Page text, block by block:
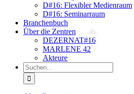
D#16: Flexibler Medienraum
D#16: Seminarraum
Branchenbuch
Über die Zentren
DEZERNAT#16
MARLENE 42
Akteure
Suche
nach: